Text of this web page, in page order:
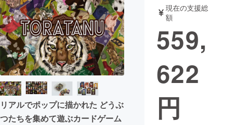
アート・写真 音楽
テクノロジー・ガジェット ゲーム・サ
映像・映画
ビジネス・起業
まちづくり・地域活性化
リアルでポップに描かれた どうぶ
つたちを集めて遊ぶカードゲーム
現在の支援総
額
559,
622
円